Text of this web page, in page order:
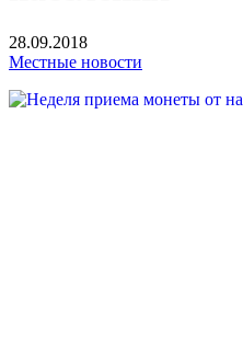
28.09.2018
Местные новости